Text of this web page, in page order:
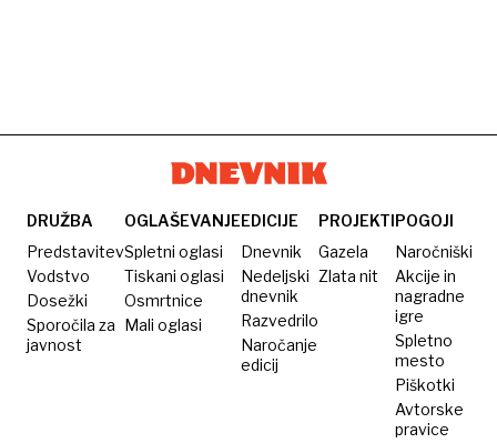
DRUŽBA
Predstavitev
Vodstvo
Dosežki
Sporočila za
javnost
OGLAŠEVANJE
Spletni oglasi
Tiskani oglasi
Osmrtnice
Mali oglasi
EDICIJE
Dnevnik
Nedeljski
dnevnik
Razvedrilo
Naročanje
edicij
PROJEKTI
Gazela
Zlata nit
POGOJI
Naročniški
Akcije in
nagradne
igre
Spletno
mesto
Piškotki
Avtorske
pravice